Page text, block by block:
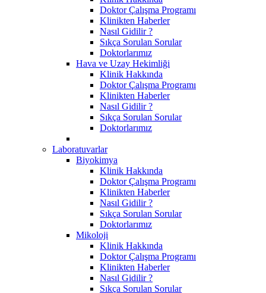
Doktor Çalışma Programı
Klinikten Haberler
Nasıl Gidilir ?
Sıkça Sorulan Sorular
Doktorlarımız
Hava ve Uzay Hekimliği
Klinik Hakkında
Doktor Çalışma Programı
Klinikten Haberler
Nasıl Gidilir ?
Sıkça Sorulan Sorular
Doktorlarımız
Laboratuvarlar
Biyokimya
Klinik Hakkında
Doktor Çalışma Programı
Klinikten Haberler
Nasıl Gidilir ?
Sıkça Sorulan Sorular
Doktorlarımız
Mikoloji
Klinik Hakkında
Doktor Çalışma Programı
Klinikten Haberler
Nasıl Gidilir ?
Sıkça Sorulan Sorular